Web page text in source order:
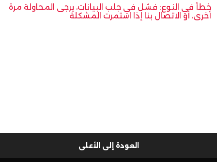
خطأ في النوع: فشل في جلب البيانات، يرجى المحاولة مرة
أخرى، أو الاتصال بنا إذا استمرت المشكلة
العودة إلى الأعلى